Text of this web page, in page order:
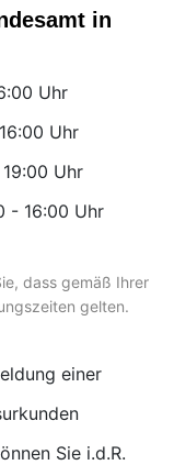
in
Uhr
Uhr
Uhr
Uhr
dass gemäß Ihrer
gelten.
einer
Sie i.d.R.